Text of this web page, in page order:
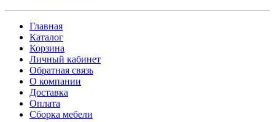
Главная
Каталог
Корзина
Личный кабинет
Обратная связь
О компании
Доставка
Оплата
Сборка мебели